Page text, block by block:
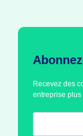
Recevez des
entreprise plus